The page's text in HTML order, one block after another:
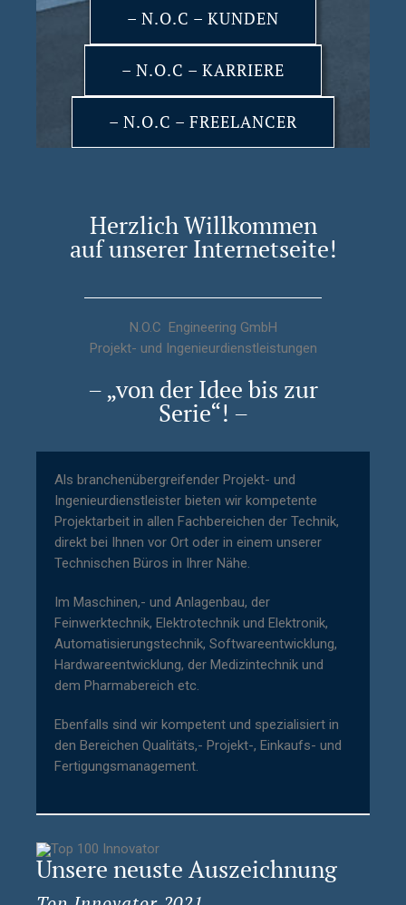
– N.O.C – KUNDEN
– N.O.C – KARRIERE
– N.O.C – FREELANCER
Herzlich Willkommen
auf unserer Internetseite!
N.O.C Engineering GmbH
Projekt- und Ingenieurdienstleistungen
– „von der Idee bis zur
Serie“! –
Als branchenübergreifender Projekt- und
Ingenieurdienstleister bieten wir kompetente
Projektarbeit in allen Fachbereichen der Technik,
direkt bei Ihnen vor Ort oder in einem unserer
Technischen Büros in Ihrer Nähe.
Im Maschinen,- und Anlagenbau, der
Feinwerktechnik, Elektrotechnik und Elektronik,
Automatisierungstechnik, Softwareentwicklung,
Hardwareentwicklung, der Medizintechnik und
dem Pharmabereich etc.
Ebenfalls sind wir kompetent und spezialisiert in
den Bereichen Qualitäts,- Projekt-, Einkaufs- und
Fertigungsmanagement.
Unsere neuste Auszeichnung